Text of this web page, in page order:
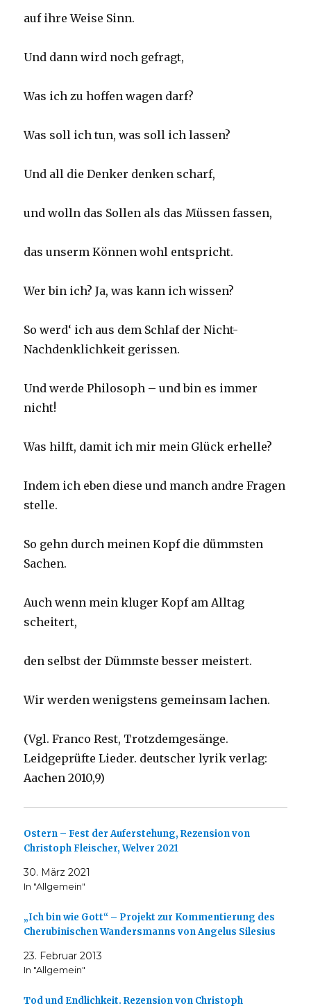
auf ihre Weise Sinn.
Und dann wird noch gefragt,
Was ich zu hoffen wagen darf?
Was soll ich tun, was soll ich lassen?
Und all die Denker denken scharf,
und wolln das Sollen als das Müssen fassen,
das unserm Können wohl entspricht.
Wer bin ich? Ja, was kann ich wissen?
So werd‘ ich aus dem Schlaf der Nicht-
Nachdenklichkeit gerissen.
Und werde Philosoph – und bin es immer
nicht!
Was hilft, damit ich mir mein Glück erhelle?
Indem ich eben diese und manch andre Fragen
stelle.
So gehn durch meinen Kopf die dümmsten
Sachen.
Auch wenn mein kluger Kopf am Alltag
scheitert,
den selbst der Dümmste besser meistert.
Wir werden wenigstens gemeinsam lachen.
(Vgl. Franco Rest, Trotzdemgesänge.
Leidgeprüfte Lieder. deutscher lyrik verlag:
Aachen 2010,9)
Ostern – Fest der Auferstehung, Rezension von
Christoph Fleischer, Welver 2021
30. März 2021
In "Allgemein"
„Ich bin wie Gott“ – Projekt zur Kommentierung des
Cherubinischen Wandersmanns von Angelus Silesius
23. Februar 2013
In "Allgemein"
Tod und Endlichkeit. Rezension von Christoph